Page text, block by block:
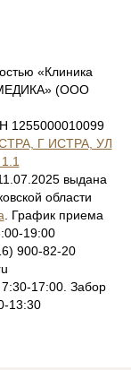
«Клиника
(ООО
1255000010099
Г ИСТРА, УЛ
выдана
области
. График приема
19:00
900-82-20
17:00. Забор
13:30